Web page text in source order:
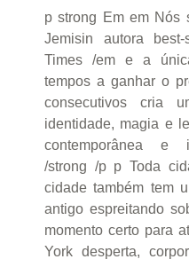
p strong Em em Nós
Jemisin autora
Times /em e a
tempos a ganhar o
consecutivos cria
identidade, magia e
contemporânea e
/strong /p p Toda
cidade também tem
antigo espreitando
momento certo para
York desperta,